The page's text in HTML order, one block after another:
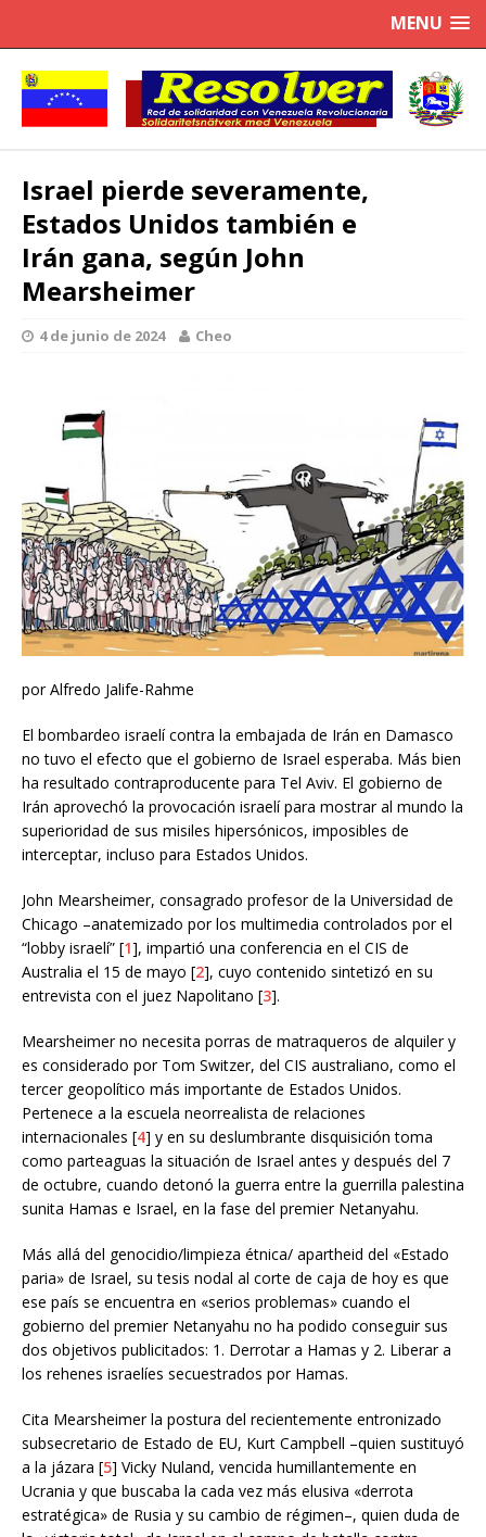
MENU
Israel pierde severamente,
Estados Unidos también e
Irán gana, según John
Mearsheimer
4 de junio de 2024 Cheo
por Alfredo Jalife-Rahme
El bombardeo israelí contra la embajada de Irán en Damasco
no tuvo el efecto que el gobierno de Israel esperaba. Más bien
ha resultado contraproducente para Tel Aviv. El gobierno de
Irán aprovechó la provocación israelí para mostrar al mundo la
superioridad de sus misiles hipersónicos, imposibles de
interceptar, incluso para Estados Unidos.
John Mearsheimer, consagrado profesor de la Universidad de
Chicago –anatemizado por los multimedia controlados por el
“lobby israelí” [1], impartió una conferencia en el CIS de
Australia el 15 de mayo [2], cuyo contenido sintetizó en su
entrevista con el juez Napolitano [3].
Mearsheimer no necesita porras de matraqueros de alquiler y
es considerado por Tom Switzer, del CIS australiano, como el
tercer geopolítico más importante de Estados Unidos.
Pertenece a la escuela neorrealista de relaciones
internacionales [4] y en su deslumbrante disquisición toma
como parteaguas la situación de Israel antes y después del 7
de octubre, cuando detonó la guerra entre la guerrilla palestina
sunita Hamas e Israel, en la fase del premier Netanyahu.
Más allá del genocidio/limpieza étnica/ apartheid del «Estado
paria» de Israel, su tesis nodal al corte de caja de hoy es que
ese país se encuentra en «serios problemas» cuando el
gobierno del premier Netanyahu no ha podido conseguir sus
dos objetivos publicitados: 1. Derrotar a Hamas y 2. Liberar a
los rehenes israelíes secuestrados por Hamas.
Cita Mearsheimer la postura del recientemente entronizado
subsecretario de Estado de EU, Kurt Campbell –quien sustituyó
a la jázara [5] Vicky Nuland, vencida humillantemente en
Ucrania y que buscaba la cada vez más elusiva «derrota
estratégica» de Rusia y su cambio de régimen–, quien duda de